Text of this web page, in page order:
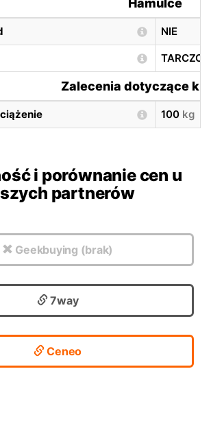
Hamulce
NIE
Zalecenia dotyczące
100 kg
i porównanie cen u
partnerów
Geekbuying (brak)
7way
Ceneo